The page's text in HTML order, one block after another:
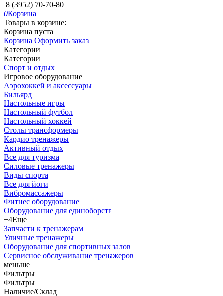
8 (3952) 70-70-80
0Корзина
Товары в корзине:
Корзина пуста
Корзина Оформить заказ
Категории
Категории
Спорт и отдых
Игровое оборудование
Аэрохоккей и аксессуары
Бильярд
Настольные игры
Настольный футбол
Настольный хоккей
Столы трансформеры
Кардио тренажеры
Активный отдых
Все для туризма
Силовые тренажеры
Виды спорта
Все для йоги
Вибромассажеры
Фитнес оборудование
Оборудование для единоборств
+4Еще
Запчасти к тренажерам
Уличные тренажеры
Оборудование для спортивных залов
Сервисное обслуживание тренажеров
меньше
Фильтры
Фильтры
Наличие/Склад